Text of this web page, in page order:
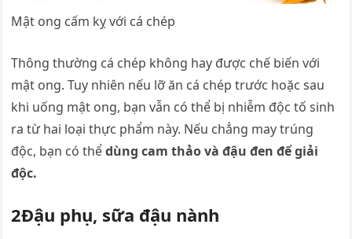
Mật ong cấm kỵ với cá chép
Thông thường cá chép không hay được chế biến với
mật ong. Tuy nhiên nếu lỡ ăn cá chép trước hoặc sau
khi uống mật ong, bạn vẫn có thể bị nhiễm độc tố sinh
ra từ hai loại thực phẩm này. Nếu chẳng may trúng
độc, bạn có thểdùng cam thảo và đậu đen để giải
độc.
2Đậu phụ, sữa đậu nành